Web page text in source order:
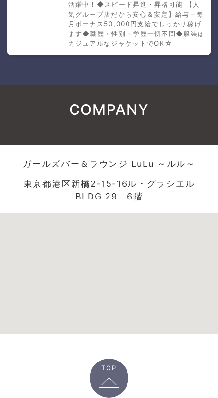
活躍中！◆スピード昇進・昇格可能 【人
気グループ店だから安心＆安定】給与＋毎
月ボーナス50,000円支給でしっかり稼げ
ます◆職歴・性別・学歴一切不問◆服装は
カジュアルなジャケットでOK☆
COMPANY
ガールズバー＆ラウンジ LuLu ～ルル～
東京都港区新橋2-15-16ル・グラシエル
BLDG.29 6階
TOP